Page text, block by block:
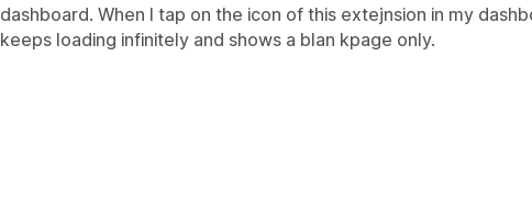
dashboard. When I tap on the icon of this extejnsion in my
keeps loading infinitely and shows a blan kpage only.